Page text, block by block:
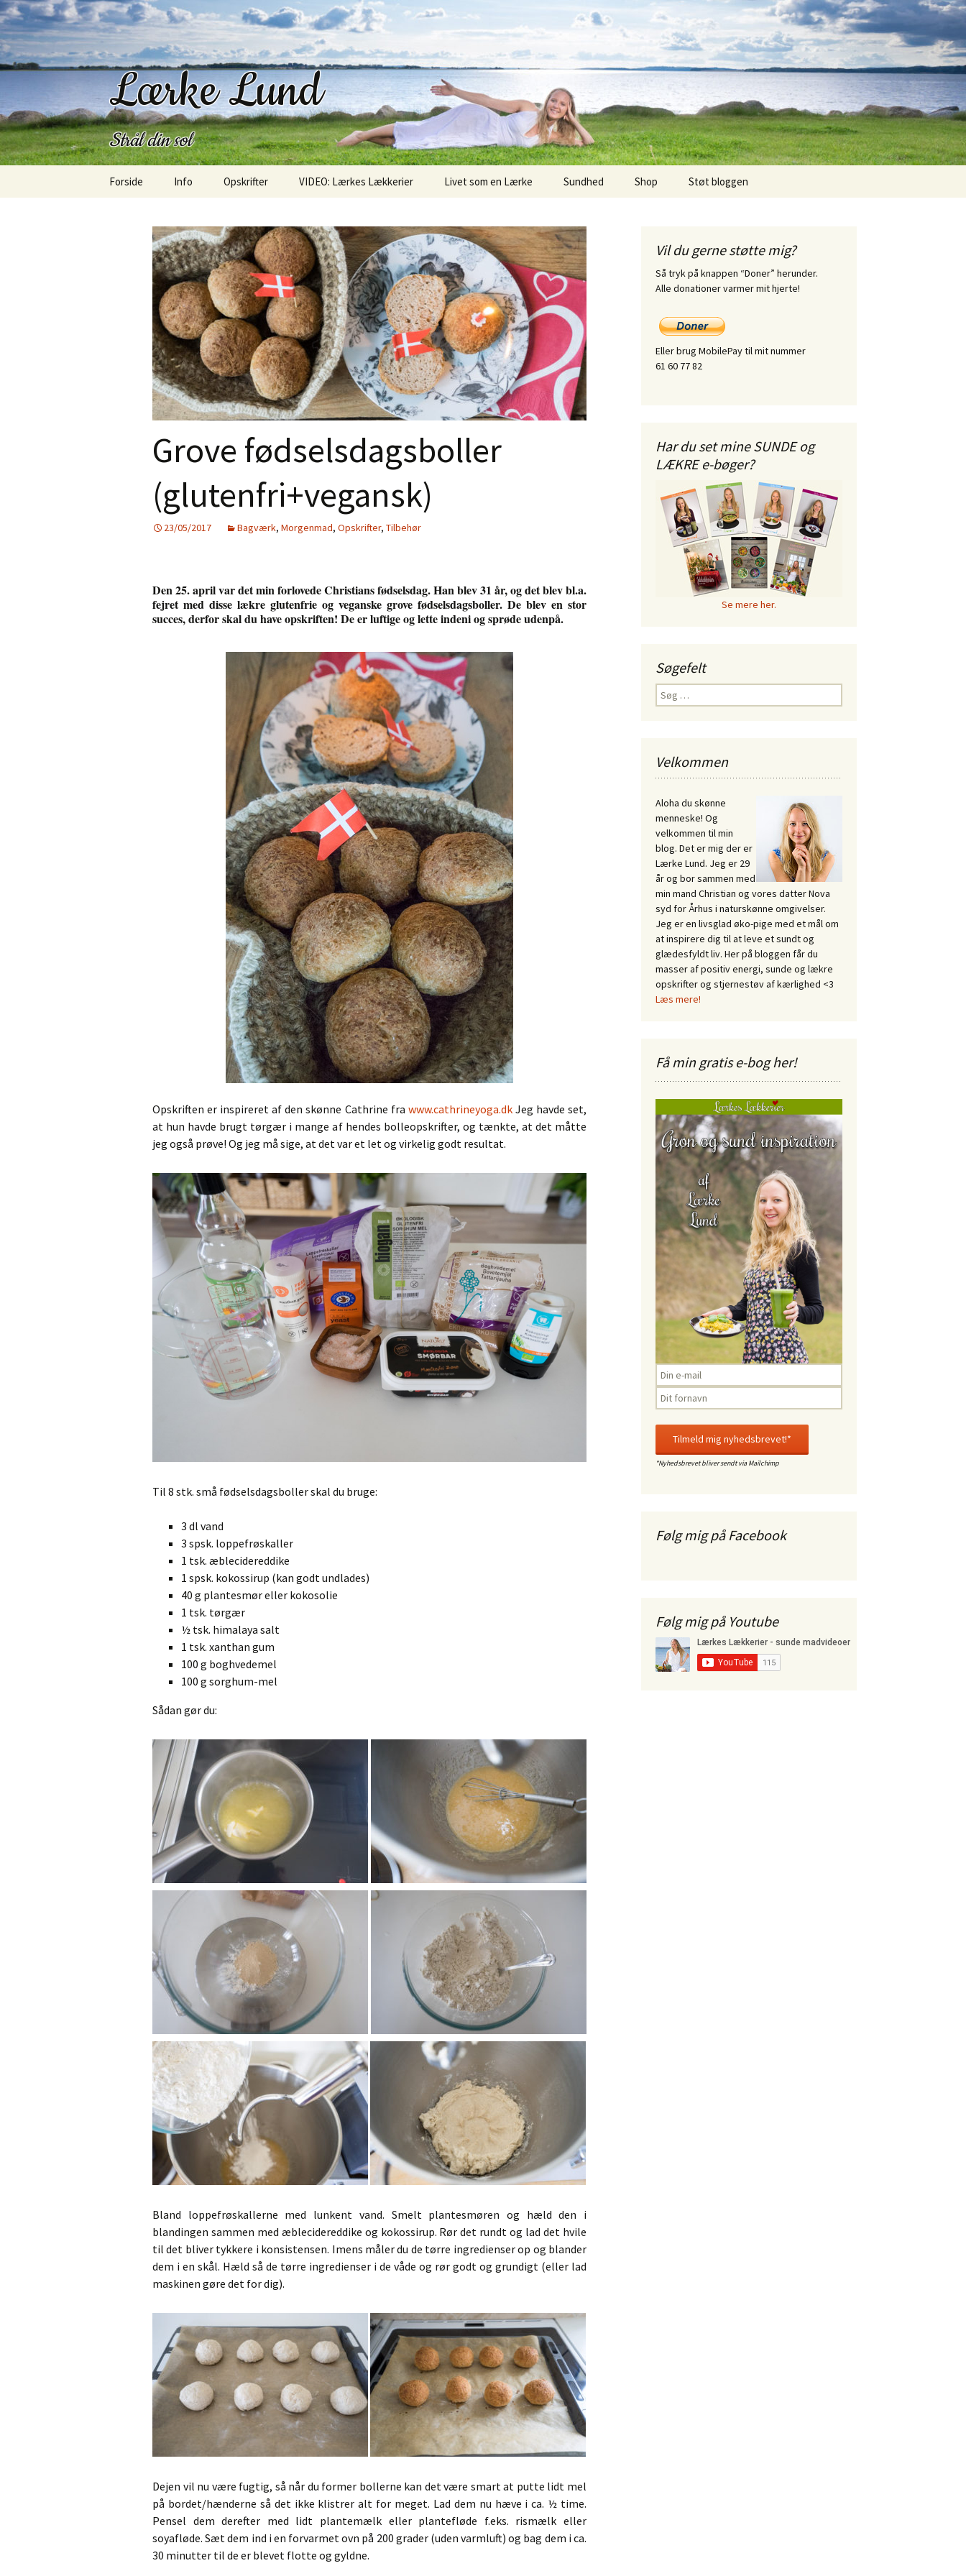
Lærke Lund
Strål din sol
Forside Info
Om mig
Om bloggen
SangLærken
Gratis e-bog –
Nyhedsbrev
Opskrifter
Frokost
Salater
Bagværk
Aftensmad
Desserter
Smoothies
Jul
Personlig pleje
VIDEO: Lærkes Lækkerier Livet som en Lærke Sundhed
Superfoods
Økologi
Shop Støt bloggen
Grove fødselsdagsboller
(glutenfri+vegansk)
23/05/2017 Bagværk, Morgenmad, Opskrifter, Tilbehør
Den 25. april var det min forlovede Christians fødselsdag. Han blev 31 år, og det blev bl.a.
fejret med disse lækre glutenfrie og veganske grove fødselsdagsboller. De blev en stor
succes, derfor skal du have opskriften! De er luftige og lette indeni og sprøde udenpå.
Opskriften er inspireret af den skønne Cathrine fra www.cathrineyoga.dkJeg havde set,
at hun havde brugt tørgær i mange af hendes bolleopskrifter, og tænkte, at det måtte
jeg også prøve! Og jeg må sige, at det var et let og virkelig godt resultat.
Til 8 stk. små fødselsdagsboller skal du bruge:
3 dl vand
3 spsk. loppefrøskaller
1 tsk. æblecidereddike
1 spsk. kokossirup (kan godt undlades)
40 g plantesmør eller kokosolie
1 tsk. tørgær
½ tsk. himalaya salt
1 tsk. xanthan gum
100 g boghvedemel
100 g sorghum-mel
Sådan gør du:
Bland loppefrøskallerne med lunkent vand. Smelt plantesmøren og hæld den i
blandingen sammen med æblecidereddike og kokossirup. Rør det rundt og lad det hvile
til det bliver tykkere i konsistensen. Imens måler du de tørre ingredienser op og blander
dem i en skål. Hæld så de tørre ingredienser i de våde og rør godt og grundigt (eller lad
maskinen gøre det for dig).
Dejen vil nu være fugtig, så når du former bollerne kan det være smart at putte lidt mel
på bordet/hænderne så det ikke klistrer alt for meget. Lad dem nu hæve i ca. ½ time.
Pensel dem derefter med lidt plantemælk eller plantefløde f.eks. rismælk eller
soyafløde. Sæt dem ind i en forvarmet ovn på 200 grader (uden varmluft) og bag dem i ca.
30 minutter til de er blevet flotte og gyldne.
Vil du gerne støtte mig?
Så tryk på knappen “Doner” herunder.
Alle donationer varmer mit hjerte!
Eller brug MobilePay til mit nummer
61 60 77 82
Har du set mine SUNDE og
LÆKRE e-bøger?
Se mere her.
Søgefelt
Søg
efter:
Velkommen
Aloha du skønne
menneske! Og
velkommen til min
blog. Det er mig der er
Lærke Lund. Jeg er 29
år og bor sammen med
min mand Christian og vores datter Nova
syd for Århus i naturskønne omgivelser.
Jeg er en livsglad øko-pige med et mål om
at inspirere dig til at leve et sundt og
glædesfyldt liv. Her på bloggen får du
masser af positiv energi, sunde og lækre
opskrifter og stjernestøv af kærlighed <3
Læs mere!
Få min gratis e-bog her!
*Nyhedsbrevet bliver sendt via Mailchimp
Følg mig på Facebook
Følg mig på Youtube